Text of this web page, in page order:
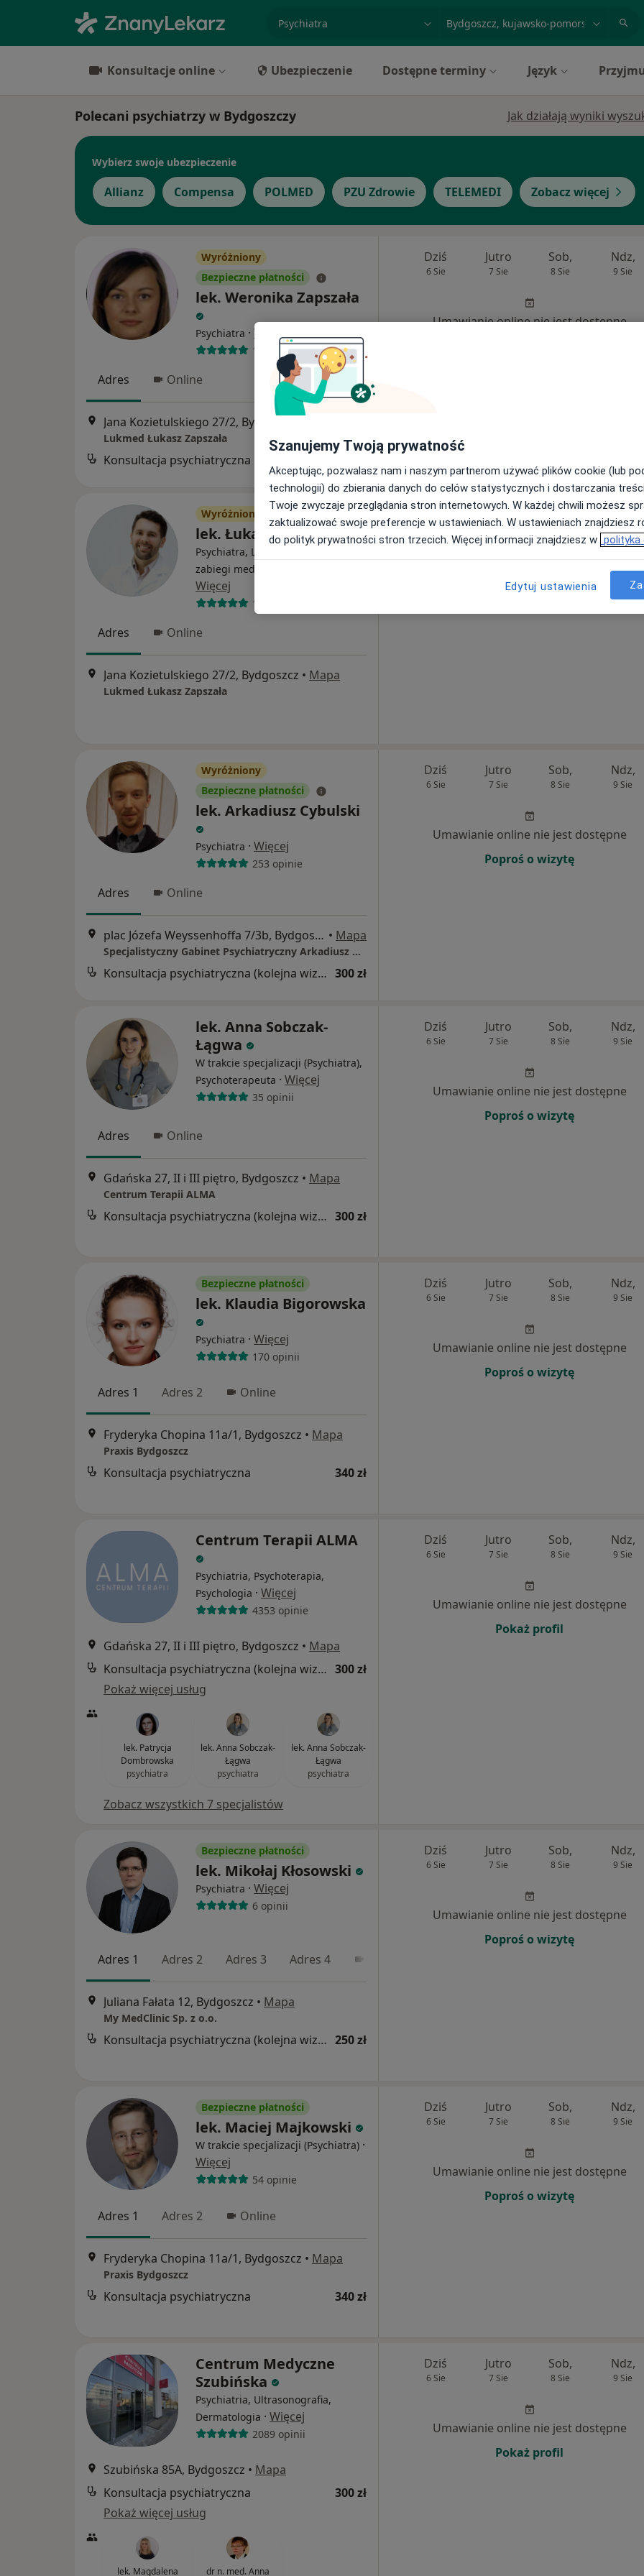
Konsultacje online Ubezpieczenie Dostępne terminy Język
Polecani psychiatrzy w Bydgoszczy Jak działają wyniki
Wybierz swoje ubezpieczenie
Allianz Compensa POLMED PZU Zdrowie TELEMEDI Zobacz więcej
Wyróżniony
Bezpieczne płatności
lek. Weronika Zapszała
Psychiatra · Więcej
132 opinie
Adres Online
Jana Kozietulskiego 27/2, Bydgoszcz
Lukmed Łukasz Zapszała
Konsultacja psychiatryczna
Dziś
6 Sie
Jutro
7 Sie
Sob,
8 Sie
Ndz,
9 Sie
Umawianie online nie jest dostępne
Wyróżniony
lek. Łukasz Zapszała
Psychiatra, Lekarz wykonujący
zabiegi medycyny estetycznej
Więcej
1138 opinii
Adres Online
Jana Kozietulskiego 27/2, Bydgoszcz • Mapa
Lukmed Łukasz Zapszała
Dziś
6 Sie
Jutro
7 Sie
Sob,
8 Sie
Ndz,
9 Sie
Wyróżniony
Bezpieczne płatności
lek. Arkadiusz Cybulski
Psychiatra · Więcej
253 opinie
Adres Online
plac Józefa Weyssenhoffa 7/3b, Bydgoszcz • Mapa
Specjalistyczny Gabinet Psychiatryczny Arkadiusz Cybulski
Konsultacja psychiatryczna (kolejna wizyta) 300 zł
Dziś
6 Sie
Jutro
7 Sie
Sob,
8 Sie
Ndz,
9 Sie
Umawianie online nie jest dostępne
Poproś o wizytę
lek. Anna Sobczak-
Łągwa
W trakcie specjalizacji (Psychiatra),
Psychoterapeuta · Więcej
35 opinii
Adres Online
Gdańska 27, II i III piętro, Bydgoszcz • Mapa
Centrum Terapii ALMA
Konsultacja psychiatryczna (kolejna wizyta) 300 zł
Dziś
6 Sie
Jutro
7 Sie
Sob,
8 Sie
Ndz,
9 Sie
Umawianie online nie jest dostępne
Poproś o wizytę
Bezpieczne płatności
lek. Klaudia Bigorowska
Psychiatra · Więcej
170 opinii
Adres 1 Adres 2 Online
Fryderyka Chopina 11a/1, Bydgoszcz • Mapa
Praxis Bydgoszcz
Konsultacja psychiatryczna 340 zł
Dziś
6 Sie
Jutro
7 Sie
Sob,
8 Sie
Ndz,
9 Sie
Umawianie online nie jest dostępne
Poproś o wizytę
Centrum Terapii ALMA
Psychiatria, Psychoterapia,
Psychologia · Więcej
4353 opinie
Gdańska 27, II i III piętro, Bydgoszcz • Mapa
Konsultacja psychiatryczna (kolejna wizyta) 300 zł
Pokaż więcej usług
lek. Patrycja
Dombrowska
psychiatra
lek. Anna Sobczak-
Łągwa
psychiatra
lek. Anna Sobczak-
Łągwa
psychiatra
Zobacz wszystkich 7 specjalistów
Dziś
6 Sie
Jutro
7 Sie
Sob,
8 Sie
Ndz,
9 Sie
Umawianie online nie jest dostępne
Pokaż profil
Bezpieczne płatności
lek. Mikołaj Kłosowski
Psychiatra · Więcej
6 opinii
Adres 1 Adres 2 Adres 3 Adres 4
Juliana Fałata 12, Bydgoszcz • Mapa
My MedClinic Sp. z o.o.
Konsultacja psychiatryczna (kolejna wizyta) 250 zł
Dziś
6 Sie
Jutro
7 Sie
Sob,
8 Sie
Ndz,
9 Sie
Umawianie online nie jest dostępne
Poproś o wizytę
Bezpieczne płatności
lek. Maciej Majkowski
W trakcie specjalizacji (Psychiatra) ·
Więcej
54 opinie
Adres 1 Adres 2 Online
Fryderyka Chopina 11a/1, Bydgoszcz • Mapa
Praxis Bydgoszcz
Konsultacja psychiatryczna 340 zł
Dziś
6 Sie
Jutro
7 Sie
Sob,
8 Sie
Ndz,
9 Sie
Umawianie online nie jest dostępne
Poproś o wizytę
Centrum Medyczne
Szubińska
Psychiatria, Ultrasonografia,
Dermatologia · Więcej
2089 opinii
Szubińska 85A, Bydgoszcz • Mapa
Konsultacja psychiatryczna
300 zł
Pokaż więcej usług
lek. Magdalena dr n. med. Anna
Dziś
6 Sie
Jutro
7 Sie
Sob,
8 Sie
Ndz,
9 Sie
Umawianie online nie jest dostępne
Pokaż profil
Szanujemy Twoją prywatność
Akceptując, pozwalasz nam i naszym partnerom używać plików cookie (lub
technologii) do zbierania danych do celów statystycznych i dostarczania
Twoje zwyczaje przeglądania stron internetowych. W każdej chwili możesz
zaktualizować swoje preferencje w ustawieniach. W ustawieniach znajdziesz
do polityk prywatności stron trzecich. Więcej informacji znajdziesz w polityka
Edytuj ustawienia